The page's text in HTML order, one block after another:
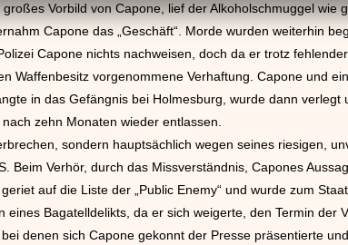
Vorbild von Capone, lief der Alkoholschmuggel
Capone das „Geschäft“. Morde wurden weiterhin
Capone nichts nachweisen, doch da er trotz
Waffenbesitz vorgenommene Verhaftung. Capone und
in das Gefängnis bei Holmesburg, wurde dann
zehn Monaten wieder entlassen.
sondern hauptsächlich wegen seines riesigen,
Beim Verhör, durch das Missverständnis, Capones
auf die Liste der „Public Enemy“ und wurde zum
eines Bagatelldelikts, da er sich weigerte, den Termin der
denen sich Capone gekonnt der Presse präsentierte